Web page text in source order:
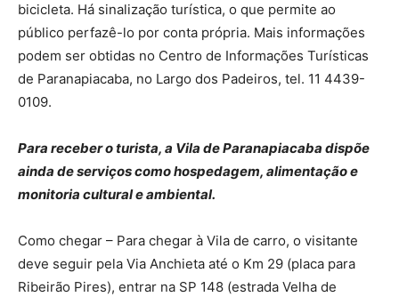
bicicleta. Há sinalização turística, o que permite ao
público perfazê-lo por conta própria. Mais informações
podem ser obtidas no Centro de Informações Turísticas
de Paranapiacaba, no Largo dos Padeiros, tel. 11 4439-
0109.
Para receber o turista, a Vila de Paranapiacaba dispõe
ainda de serviços como hospedagem, alimentação e
monitoria cultural e ambiental.
Como chegar – Para chegar à Vila de carro, o visitante
deve seguir pela Via Anchieta até o Km 29 (placa para
Ribeirão Pires), entrar na SP 148 (estrada Velha de